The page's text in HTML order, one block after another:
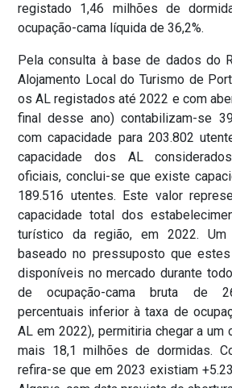
registado 1,46 milhões de
ocupação-cama líquida de 36,2%.
Pela consulta à base de dados do
Alojamento Local do Turismo de
os AL registados até 2022 e com
final desse ano) contabilizam-se
com capacidade para 203.802
capacidade dos AL
oficiais, conclui-se que existe
189.516 utentes. Este valor
capacidade total dos
turístico da região, em 2022. Um
baseado no pressuposto que
disponíveis no mercado durante
de ocupação-cama bruta de
percentuais inferior à taxa de
AL em 2022), permitiria chegar a um
mais 18,1 milhões de dormidas.
refira-se que em 2023 existiam